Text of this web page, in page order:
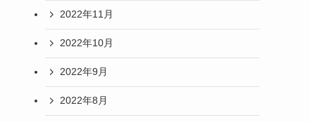
2022年11月
2022年10月
2022年9月
2022年8月